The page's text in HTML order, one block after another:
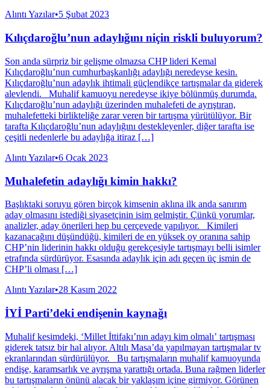
Alıntı Yazılar•5 Şubat 2023
Kılıçdaroğlu’nun adaylığını niçin riskli buluyorum?
Son anda sürpriz bir gelişme olmazsa CHP lideri Kemal
Kılıçdaroğlu’nun cumhurbaşkanlığı adaylığı neredeyse kesin.
Kılıçdaroğlu’nun adaylık ihtimali güçlendikçe tartışmalar da giderek
alevlendi. Muhalif kamuoyu neredeyse ikiye bölünmüş durumda.
Kılıçdaroğlu’nun adaylığı üzerinden muhalefeti de ayrıştıran,
muhalefetteki birlikteliğe zarar veren bir tartışma yürütülüyor. Bir
tarafta Kılıçdaroğlu’nun adaylığını destekleyenler, diğer tarafta ise
çeşitli nedenlerle bu adaylığa itiraz […]
Alıntı Yazılar•6 Ocak 2023
Muhalefetin adaylığı kimin hakkı?
Başlıktaki soruyu gören birçok kimsenin aklına ilk anda sanırım
aday olmasını istediği siyasetçinin isim gelmiştir. Çünkü yorumlar,
analizler, aday önerileri hep bu çerçevede yapılıyor. Kimileri
kazanacağını düşündüğü, kimileri de en yüksek oy oranına sahip
CHP’nin liderinin hakkı olduğu gerekçesiyle tartışmayı belli isimler
etrafında sürdürüyor. Esasında adaylık için adı geçen üç ismin de
CHP’li olması […]
Alıntı Yazılar•28 Kasım 2022
İYİ Parti’deki endişenin kaynağı
Muhalif kesimdeki, ‘Millet İttifakı’nın adayı kim olmalı’ tartışması
giderek tatsız bir hal alıyor. Altılı Masa’da yapılmayan tartışmalar tv
ekranlarından sürdürülüyor. Bu tartışmaların muhalif kamuoyunda
endişe, karamsarlık ve ayrışma yarattığı ortada. Buna rağmen liderler
bu tartışmaların önünü alacak bir yaklaşım içine girmiyor. Görünen